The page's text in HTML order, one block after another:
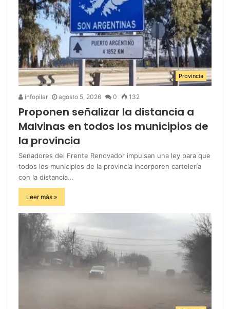
Provincia
infopilar agosto 5, 2026 0 132
Proponen señalizar la distancia a
Malvinas en todos los municipios de
la provincia
Senadores del Frente Renovador impulsan una ley para que
todos los municipios de la provincia incorporen cartelería
con la distancia…
Leer más »